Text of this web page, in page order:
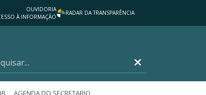
OUVIDORIA
À INFORMAÇÃO
RADAR DA TRANSPARÊNCIA
AGENDA DO SECRETARIO